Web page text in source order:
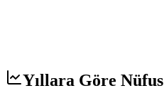
Yıllara Göre Nüfus